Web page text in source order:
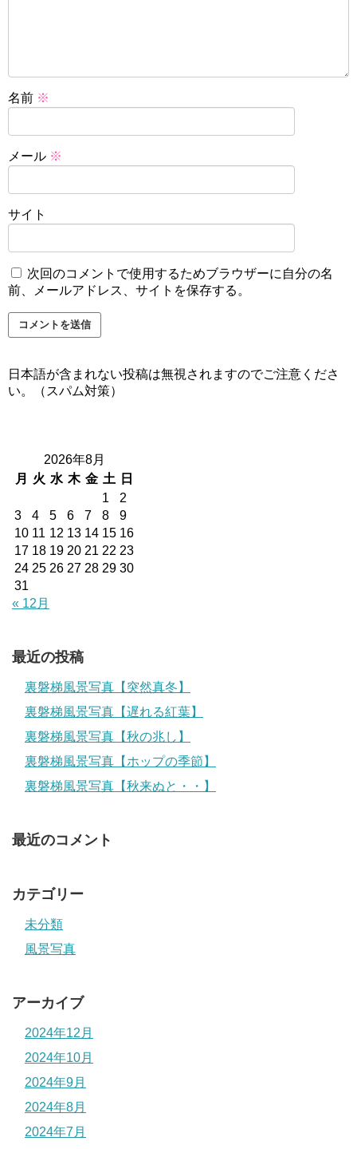
名前 ※
メール ※
サイト
次回のコメントで使用するためブラウザーに自分の名
前、メールアドレス、サイトを保存する。
日本語が含まれない投稿は無視されますのでご注意くださ
い。（スパム対策）
2026年8月
月
火 水 木 金 土
日
1
2
3
4 5 6 7 8
9
10 11 12 13 14 15 16
17 18 19 20 21 22 23
24 25 26 27 28 29 30
31
« 12月
最近の投稿
裏磐梯風景写真【突然真冬】
裏磐梯風景写真【遅れる紅葉】
裏磐梯風景写真【秋の兆し】
裏磐梯風景写真【ホップの季節】
裏磐梯風景写真【秋来ぬと・・】
最近のコメント
カテゴリー
未分類
風景写真
アーカイブ
2024年12月
2024年10月
2024年9月
2024年8月
2024年7月